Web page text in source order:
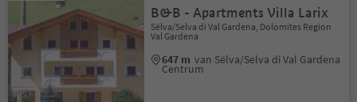
B&B - Apartments Villa Larix
Sëlva/Selva di Val Gardena, Dolomites Region
Val Gardena
647 m van Sëlva/Selva di Val Gardena
Centrum